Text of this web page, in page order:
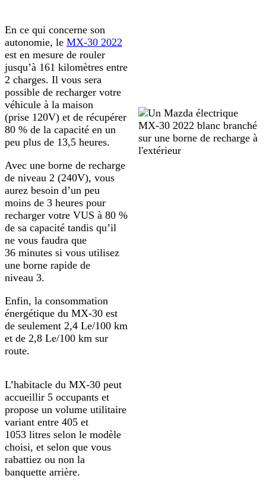
En ce qui concerne son
autonomie, le MX-30 2022
est en mesure de rouler
jusqu’à 161 kilomètres entre
2 charges. Il vous sera
possible de recharger votre
véhicule à la maison
(prise 120V) et de récupérer
80 % de la capacité en un
peu plus de 13,5 heures.
Avec une borne de recharge
de niveau 2 (240V), vous
aurez besoin d’un peu
moins de 3 heures pour
recharger votre VUS à 80 %
de sa capacité tandis qu’il
ne vous faudra que
36 minutes si vous utilisez
une borne rapide de
niveau 3.
Enfin, la consommation
énergétique du MX-30 est
de seulement 2,4 Le/100 km
et de 2,8 Le/100 km sur
route.
L’habitacle du MX-30 peut
accueillir 5 occupants et
propose un volume utilitaire
variant entre 405 et
1053 litres selon le modèle
choisi, et selon que vous
rabattiez ou non la
banquette arrière.